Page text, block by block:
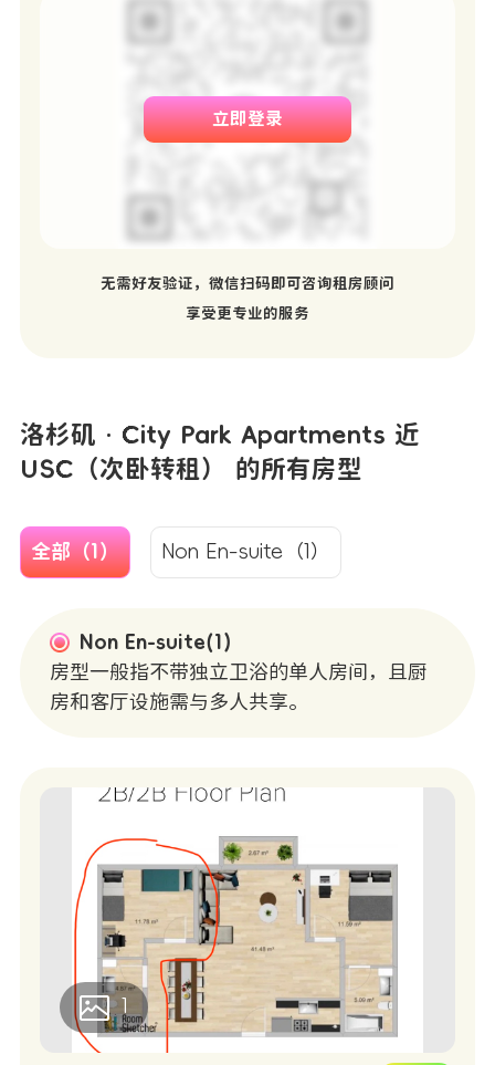
立即登录
无需好友验证，微信扫码即可咨询租房顾问
享受更专业的服务
洛杉矶 · City Park Apartments 近
USC（次卧转租） 的所有房型
全部（1） Non En-suite（1）
Non En-suite(1)
房型一般指不带独立卫浴的单人房间，且厨
房和客厅设施需与多人共享。
1